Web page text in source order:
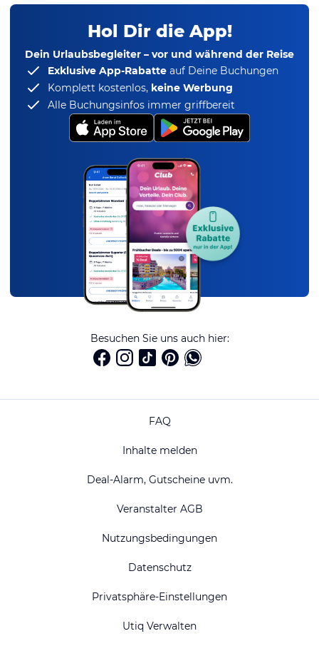
Hol Dir die App!
Dein Urlaubsbegleiter – vor und während der Reise
Exklusive App-Rabatte auf Deine Buchungen
Komplett kostenlos, keine Werbung
Alle Buchungsinfos immer griffbereit
Besuchen Sie uns auch hier:
FAQ
Inhalte melden
Deal-Alarm, Gutscheine uvm.
Veranstalter AGB
Nutzungsbedingungen
Datenschutz
Privatsphäre-Einstellungen
Utiq Verwalten